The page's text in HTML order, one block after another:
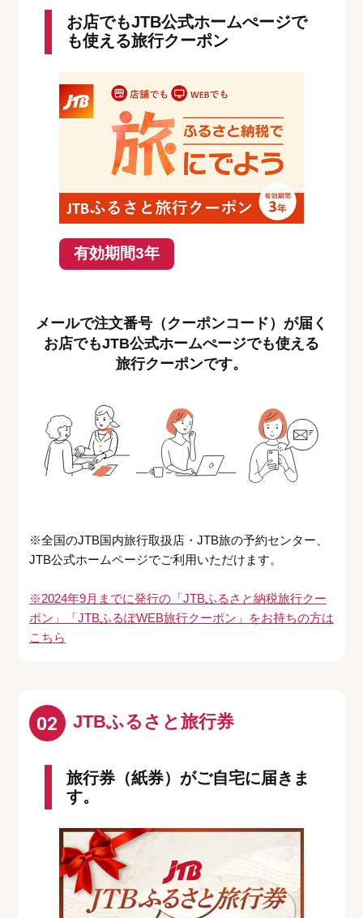
お店でもJTB公式ホームぺージで
も使える旅行クーポン
有効期間3年
メールで注文番号（クーポンコード）が届く
お店でもJTB公式ホームぺージでも使える
旅行クーポンです。
※全国のJTB国内旅行取扱店・JTB旅の予約センター、
JTB公式ホームページでご利用いただけます。
※2024年9月までに発行の「JTBふるさと納税旅行クー
ポン」「JTBふるぽWEB旅行クーポン」をお持ちの方は
こちら
02 JTBふるさと旅行券
旅行券（紙券）がご自宅に届きま
す。